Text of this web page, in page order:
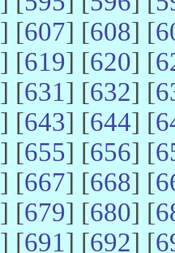
] [607] [608] [
] [619] [620] [
] [631] [632] [
] [643] [644] [
] [655] [656] [
] [667] [668] [
] [679] [680] [
] [691] [692] [